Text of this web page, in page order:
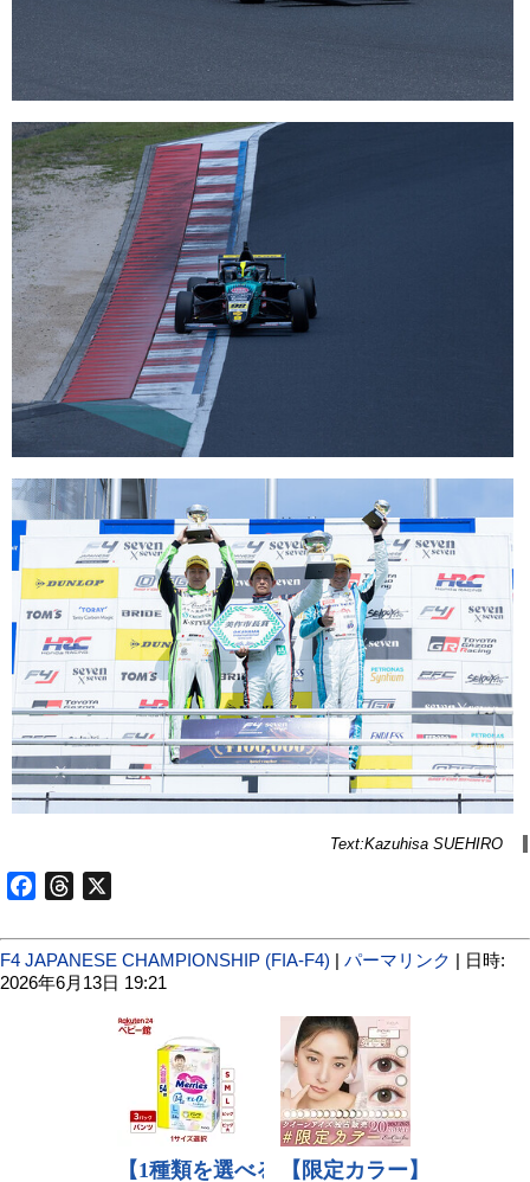
Text:Kazuhisa SUEHIRO
FacebookThreads
F4 JAPANESE CHAMPIONSHIP (FIA-F4) | パーマリンク | 日時:
2026年6月13日 19:21